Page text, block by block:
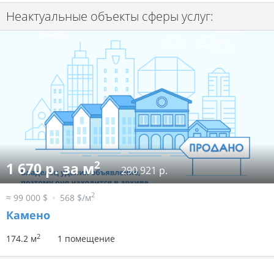
Неактуальные объекты сферы услуг:
1 670 р. за м2 290 921 р.
≈ 99 000 $ 568 $/м2
Камено
174.2 м2 1 помещение